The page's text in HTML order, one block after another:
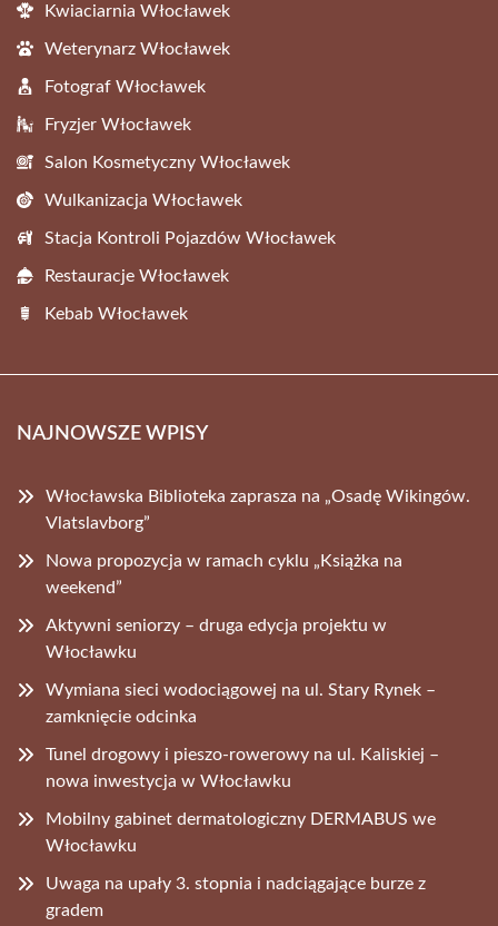
Kwiaciarnia Włocławek
Weterynarz Włocławek
Fotograf Włocławek
Fryzjer Włocławek
Salon Kosmetyczny Włocławek
Wulkanizacja Włocławek
Stacja Kontroli Pojazdów Włocławek
Restauracje Włocławek
Kebab Włocławek
NAJNOWSZE WPISY
Włocławska Biblioteka zaprasza na „Osadę Wikingów.
Vlatslavborg”
Nowa propozycja w ramach cyklu „Książka na
weekend”
Aktywni seniorzy – druga edycja projektu w
Włocławku
Wymiana sieci wodociągowej na ul. Stary Rynek –
zamknięcie odcinka
Tunel drogowy i pieszo-rowerowy na ul. Kaliskiej –
nowa inwestycja w Włocławku
Mobilny gabinet dermatologiczny DERMABUS we
Włocławku
Uwaga na upały 3. stopnia i nadciągające burze z
gradem